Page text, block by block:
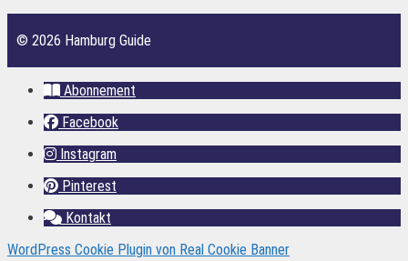
© 2026 Hamburg Guide
Abonnement
Facebook
Instagram
Pinterest
Kontakt
WordPress Cookie Plugin von Real Cookie Banner